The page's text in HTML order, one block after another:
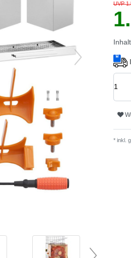
UVP
Inhalt
* inkl.